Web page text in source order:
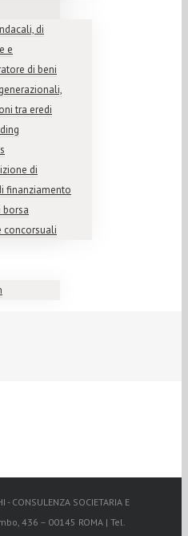
di
e
di beni
tra eredi
di
finanziamento
borsa
concorsuali
- CONSULENZA SOCIETARIA E
436 – 00145 ROMA | Tel.